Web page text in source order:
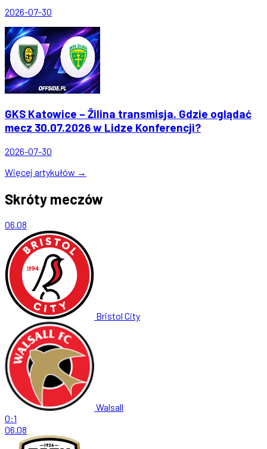
2026-07-30
GKS Katowice – Žilina transmisja. Gdzie oglądać
mecz 30.07.2026 w Lidze Konferencji?
2026-07-30
Więcej artykułów →
Skróty meczów
06.08
Bristol City
Walsall
0:1
06.08